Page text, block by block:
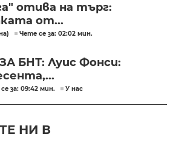
отива на търг:
от...
Чете се за: 02:02 мин.
БНТ: Луис Фонси:
за: 09:42 мин. У нас
НИ В